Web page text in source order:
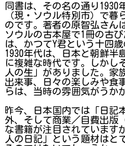
同書は、その名の通り1930
（現・ソウル特別市）で暮
のです。著者の原智弘さん
ソウルの古本屋で1冊の古
は、かつてY君という十四
1930年代は、日本と朝鮮半
に複雑な時代です。しかし
人の生」がありました。家
出来事、日々の楽しみや食
らは、当時の雰囲気がうか
昨今、日本国内では「日記
外、そして商業／自費出版
な書籍が注目されています
人の日記」という題材はと